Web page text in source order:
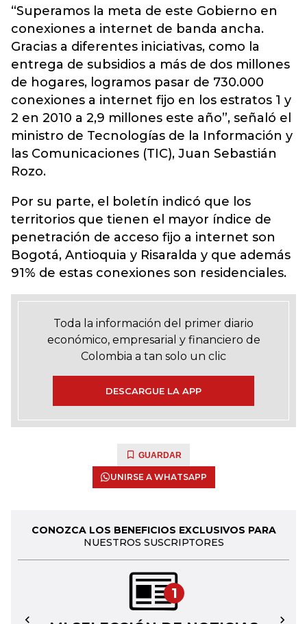
“Superamos la meta de este Gobierno en
conexiones a internet de banda ancha.
Gracias a diferentes iniciativas, como la
entrega de subsidios a más de dos millones
de hogares, logramos pasar de 730.000
conexiones a internet fijo en los estratos 1 y
2 en 2010 a 2,9 millones este año”, señaló el
ministro de Tecnologías de la Información y
las Comunicaciones (TIC), Juan Sebastián
Rozo.
Por su parte, el boletín indicó que los
territorios que tienen el mayor índice de
penetración de acceso fijo a internet son
Bogotá, Antioquia y Risaralda y que además
91% de estas conexiones son residenciales.
Toda la información del primer diario
económico, empresarial y financiero de
Colombia a tan solo un clic
DESCARGUE LA APP
GUARDAR
UNIRSE A WHATSAPP
CONOZCA LOS BENEFICIOS EXCLUSIVOS PARA
NUESTROS SUSCRIPTORES
1